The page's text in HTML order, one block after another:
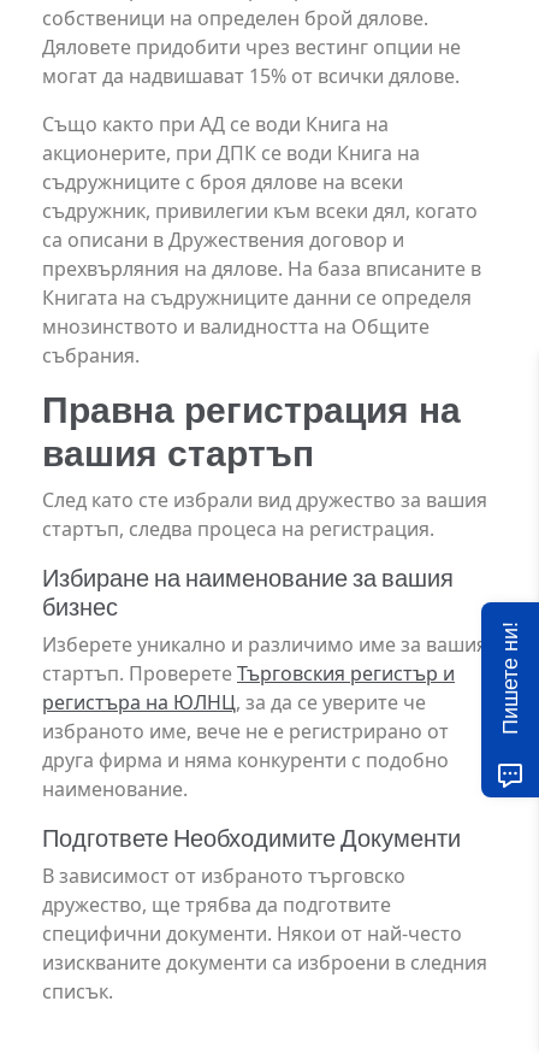
собственици на определен брой дялове.
Дяловете придобити чрез вестинг опции не
могат да надвишават 15% от всички дялове.
Също както при АД се води Книга на
акционерите, при ДПК се води Книга на
съдружниците с броя дялове на всеки
съдружник, привилегии към всеки дял, когато
са описани в Дружествения договор и
прехвърляния на дялове. На база вписаните в
Книгата на съдружниците данни се определя
мнозинството и валидността на Общите
събрания.
Правна регистрация на
вашия стартъп
След като сте избрали вид дружество за вашия
стартъп, следва процеса на регистрация.
Избиране на наименование за вашия
бизнес
Изберете уникално и различимо име за вашия
стартъп. ПроверетеТърговския регистър и
регистъра на ЮЛНЦ, за да се уверите че
избраното име, вече не е регистрирано от
друга фирма и няма конкуренти с подобно
наименование.
Подгответе Необходимите Документи
В зависимост от избраното търговско
дружество, ще трябва да подготвите
специфични документи. Някои от най-често
изискваните документи са изброени в следния
списък.
Пишете ни!